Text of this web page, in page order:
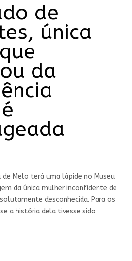
de
única
da
de Melo terá uma lápide no Museu
da única mulher inconfidente de
desconhecida. Para os
a história dela tivesse sido